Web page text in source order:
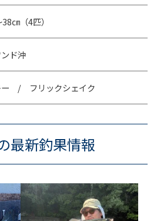
㎝（4匹）
ド沖
ー / フリックシェイク
最新釣果情報